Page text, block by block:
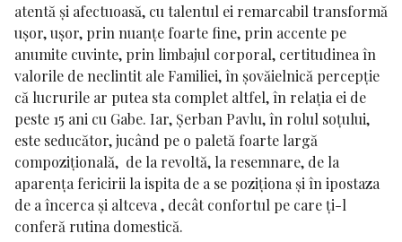
atentă și afectuoasă, cu talentul ei remarcabil transformă
ușor, ușor, prin nuanțe foarte fine, prin accente pe
anumite cuvinte, prin limbajul corporal, certitudinea în
valorile de neclintit ale Familiei, în șovăielnică percepție
că lucrurile ar putea sta complet altfel, în relația ei de
peste 15 ani cu Gabe. Iar, Șerban Pavlu, în rolul soțului,
este seducător, jucând pe o paletă foarte largă
compozițională, de la revoltă, la resemnare, de la
aparența fericirii la ispita de a se poziționa și în ipostaza
de a încerca și altceva , decât confortul pe care ți-l
conferă rutina domestică.